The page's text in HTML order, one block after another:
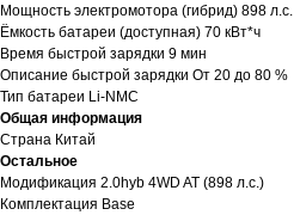
Мощность электромотора (гибрид) 898 л.с.
Ёмкость батареи (доступная) 70 кВт*ч
Время быстрой зарядки 9 мин
Описание быстрой зарядки От 20 до 80 %
Тип батареи Li-NMC
Общая информация
Страна Китай
Остальное
Модификация 2.0hyb 4WD AT (898 л.с.)
Комплектация Base